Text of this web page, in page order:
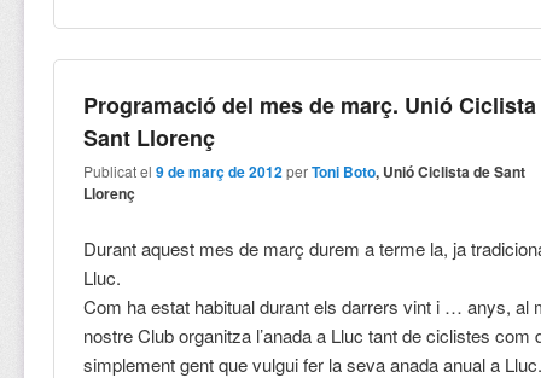
Programació del mes de març. Unió
Sant Llorenç
Publicat el9 de març de 2012 perToni Boto, Unió Ciclista de Sant
Llorenç
Durant aquest mes de març durem a terme la, ja
Lluc.
Com ha estat habitual durant els darrers vint i … anys, al
nostre Club organitza l’anada a Lluc tant de ciclistes com
simplement gent que vulgui fer la seva anada anual a